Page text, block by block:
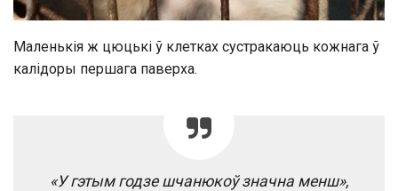
Маленькія ж цюцькі ў клетках сустракаюць кожнага ў
калідоры першага паверха.
«У гэтым годзе шчанюкоў значна менш»,